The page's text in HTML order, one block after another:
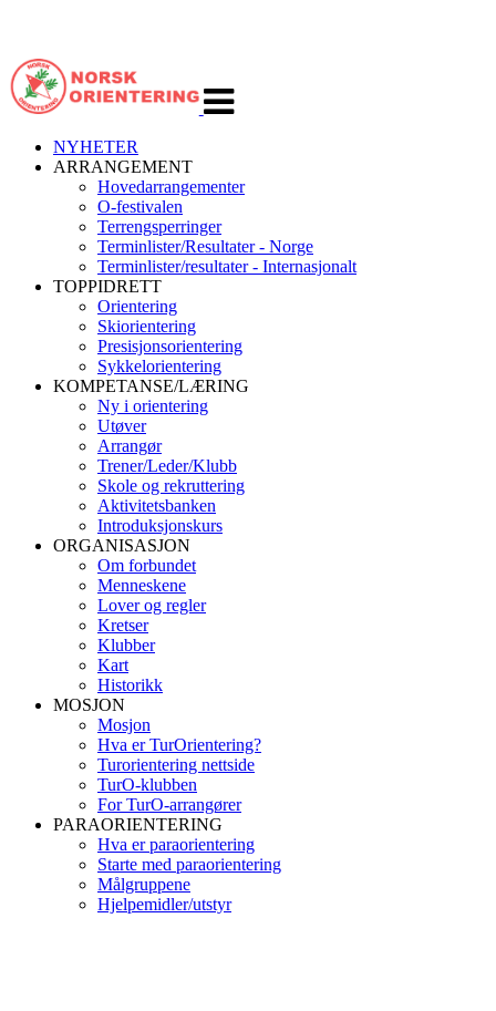
navigasjon
NYHETER
ARRANGEMENT
Hovedarrangementer
O-festivalen
Terrengsperringer
Terminlister/Resultater - Norge
Terminlister/resultater - Internasjonalt
TOPPIDRETT
Orientering
Skiorientering
Presisjonsorientering
Sykkelorientering
KOMPETANSE/LÆRING
Ny i orientering
Utøver
Arrangør
Trener/Leder/Klubb
Skole og rekruttering
Aktivitetsbanken
Introduksjonskurs
ORGANISASJON
Om forbundet
Menneskene
Lover og regler
Kretser
Klubber
Kart
Historikk
MOSJON
Mosjon
Hva er TurOrientering?
Turorientering nettside
TurO-klubben
For TurO-arrangører
PARAORIENTERING
Hva er paraorientering
Starte med paraorientering
Målgruppene
Hjelpemidler/utstyr